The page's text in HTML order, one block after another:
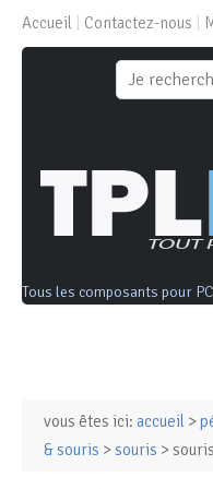
Accueil Contactez-nous
Tous les composants pour PC
vous êtes ici: accueil >
& souris > souris >